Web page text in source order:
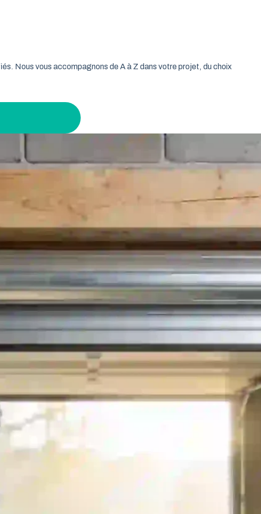
enroulable est la réponse idéale pour les propriétaires qui
garage tout en gardant un espace maximal à l’intérieur.
Nous vous accompagnons de A à Z dans votre projet, du choix